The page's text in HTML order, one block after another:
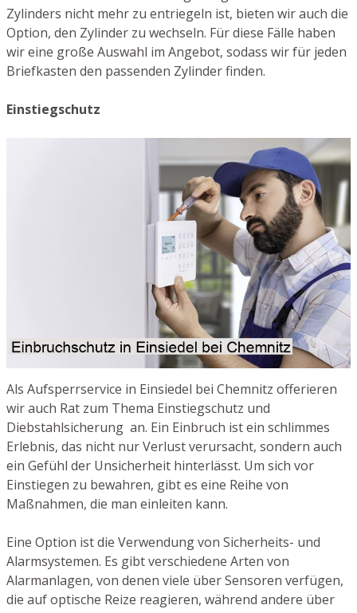
Zylinders nicht mehr zu entriegeln ist, bieten wir auch die
Option, den Zylinder zu wechseln. Für diese Fälle haben
wir eine große Auswahl im Angebot, sodass wir für jeden
Briefkasten den passenden Zylinder finden.
Einstiegschutz
Als Aufsperrservice in Einsiedel bei Chemnitz offerieren
wir auch Rat zum Thema Einstiegschutz und
Diebstahlsicherung an. Ein Einbruch ist ein schlimmes
Erlebnis, das nicht nur Verlust verursacht, sondern auch
ein Gefühl der Unsicherheit hinterlässt. Um sich vor
Einstiegen zu bewahren, gibt es eine Reihe von
Maßnahmen, die man einleiten kann.
Eine Option ist die Verwendung von Sicherheits- und
Alarmsystemen. Es gibt verschiedene Arten von
Alarmanlagen, von denen viele über Sensoren verfügen,
die auf optische Reize reagieren, während andere über